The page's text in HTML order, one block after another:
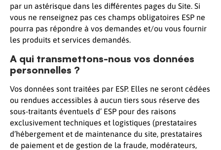
par un astérisque dans les différentes pages du Site. Si
vous ne renseignez pas ces champs obligatoires ESP ne
pourra pas répondre à vos demandes et/ou vous fournir
les produits et services demandés.
A qui transmettons-nous vos données
personnelles ?
Vos données sont traitées par ESP. Elles ne seront cédées
ou rendues accessibles à aucun tiers sous réserve des
sous-traitants éventuels d’ ESP pour des raisons
exclusivement techniques et logistiques (prestataires
d’hébergement et de maintenance du site, prestataires
de paiement et de gestion de la fraude, modérateurs,